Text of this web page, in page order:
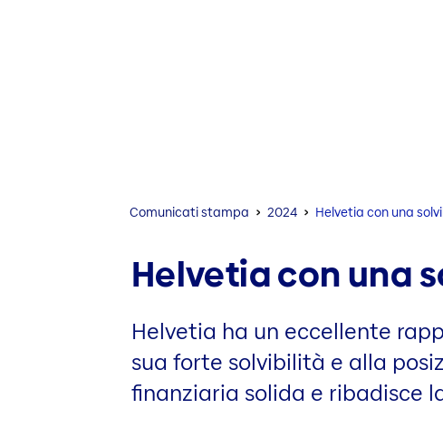
Comunicati stampa 2024 Helvetia con una
Helvetia con una
Helvetia ha un eccellente
sua forte solvibilità e alla
finanziaria solida e ribadisce